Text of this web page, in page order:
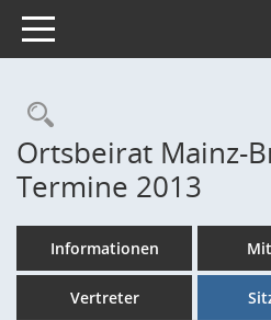
Toggle navigation
Rechercheauswahl
Ortsbeirat Mainz-
Termine 2013
Informationen
Vertreter